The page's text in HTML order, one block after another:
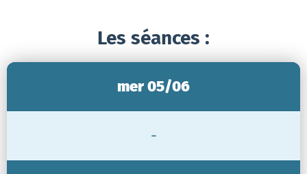
Les séances :
mer 05/06
-